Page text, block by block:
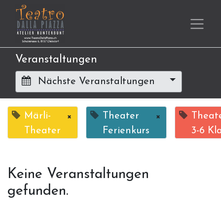
Veranstaltungen
Nächste Veranstaltungen
Märli-
Theater
×
Theater
Ferienkurs
×
3-6
Keine Veranstaltungen
gefunden.